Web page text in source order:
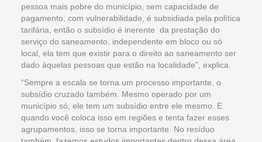
pessoa mais pobre do município, sem capacidade de
pagamento, com vulnerabilidade, é subsidiada pela política
tarifária, então o subsídio é inerente da prestação do
serviço do saneamento, independente em bloco ou só
local, ela tem que existir para o direito ao saneamento ser
dado àquelas pessoas que estão na localidade”, explica.
“Sempre a escala se torna um processo importante, o
subsídio cruzado também. Mesmo operado por um
município só, ele tem um subsídio entre ele mesmo. E
quando você coloca isso em regiões e tenta fazer esses
agrupamentos, isso se torna importante. No resíduo